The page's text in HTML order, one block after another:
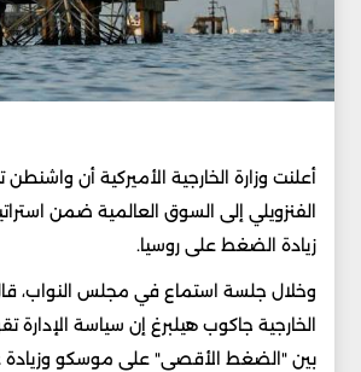
أعلنت وزارة الخارجية الأميركية أن واشنطن
الفنزويلي إلى السوق العالمية ضمن
زيادة الضغط على روسيا.
وخلال جلسة استماع في مجلس النواب، قال
الخارجية جاكوب هيلبرغ إن سياسة الإدارة
بين "الضغط الأقصى" على موسكو